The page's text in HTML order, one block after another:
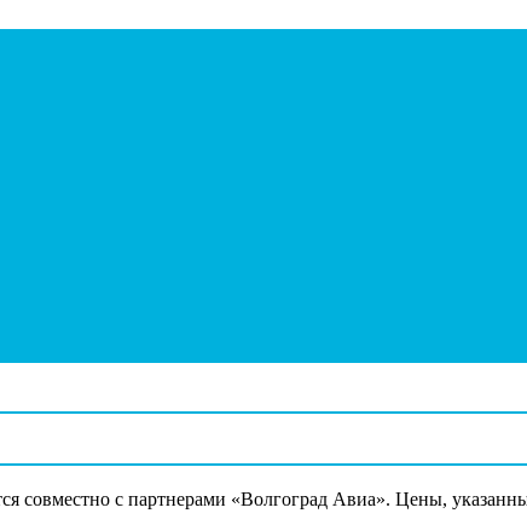
совместно с партнерами «Волгоград Авиа». Цены,